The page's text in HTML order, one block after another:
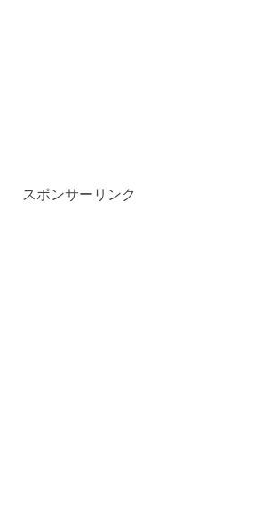
スポンサーリンク